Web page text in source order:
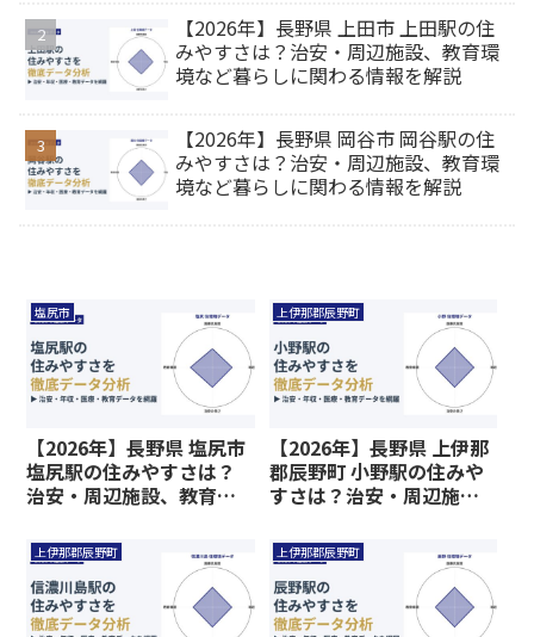
【2026年】長野県 上田市 上田駅の住
みやすさは？治安・周辺施設、教育環
境など暮らしに関わる情報を解説
【2026年】長野県 岡谷市 岡谷駅の住
みやすさは？治安・周辺施設、教育環
境など暮らしに関わる情報を解説
塩尻市
【2026年】長野県 塩尻市
塩尻駅の住みやすさは？
治安・周辺施設、教育環
報を解説
上伊那郡辰野町
【2026年】長野県 上伊那
郡辰野町 小野駅の住みや
すさは？治安・周辺施
に関わる情報を解説
上伊那郡辰野町 上伊那郡辰野町